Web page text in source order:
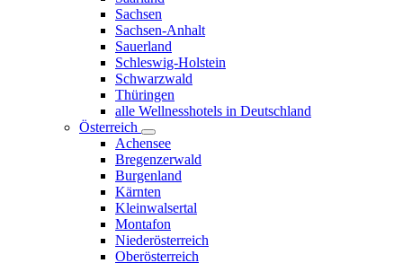
Sachsen
Sachsen-Anhalt
Sauerland
Schleswig-Holstein
Schwarzwald
Thüringen
alle Wellnesshotels in Deutschland
Österreich
Achensee
Bregenzerwald
Burgenland
Kärnten
Kleinwalsertal
Montafon
Niederösterreich
Oberösterreich